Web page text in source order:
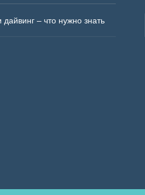
дайвинг – что нужно знать